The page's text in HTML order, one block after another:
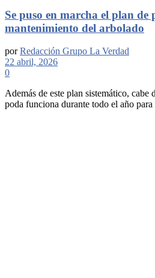
Se puso en marcha el plan de
mantenimiento del arbolado
por Redacción Grupo La Verdad
22 abril, 2026
0
Además de este plan sistemático, cabe
poda funciona durante todo el año para